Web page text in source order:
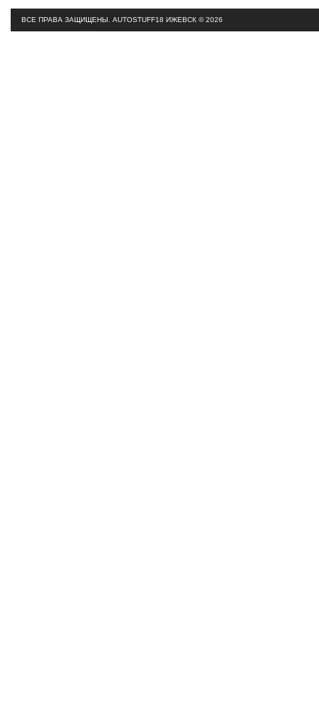
ВСЕ ПРАВА ЗАЩИЩЕНЫ. AUTOSTUFF18 ИЖЕВСК © 2026